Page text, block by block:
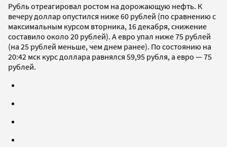
Рубль отреагировал ростом на дорожающую нефть. К
вечеру доллар опустился ниже 60 рублей (по сравнению с
максимальным курсом вторника, 16 декабря, снижение
составило около 20 рублей). А евро упал ниже 75 рублей
(на 25 рублей меньше, чем днем ранее). По состоянию на
20:42 мск курс доллара равнялся 59,95 рубля, а евро — 75
рублей.